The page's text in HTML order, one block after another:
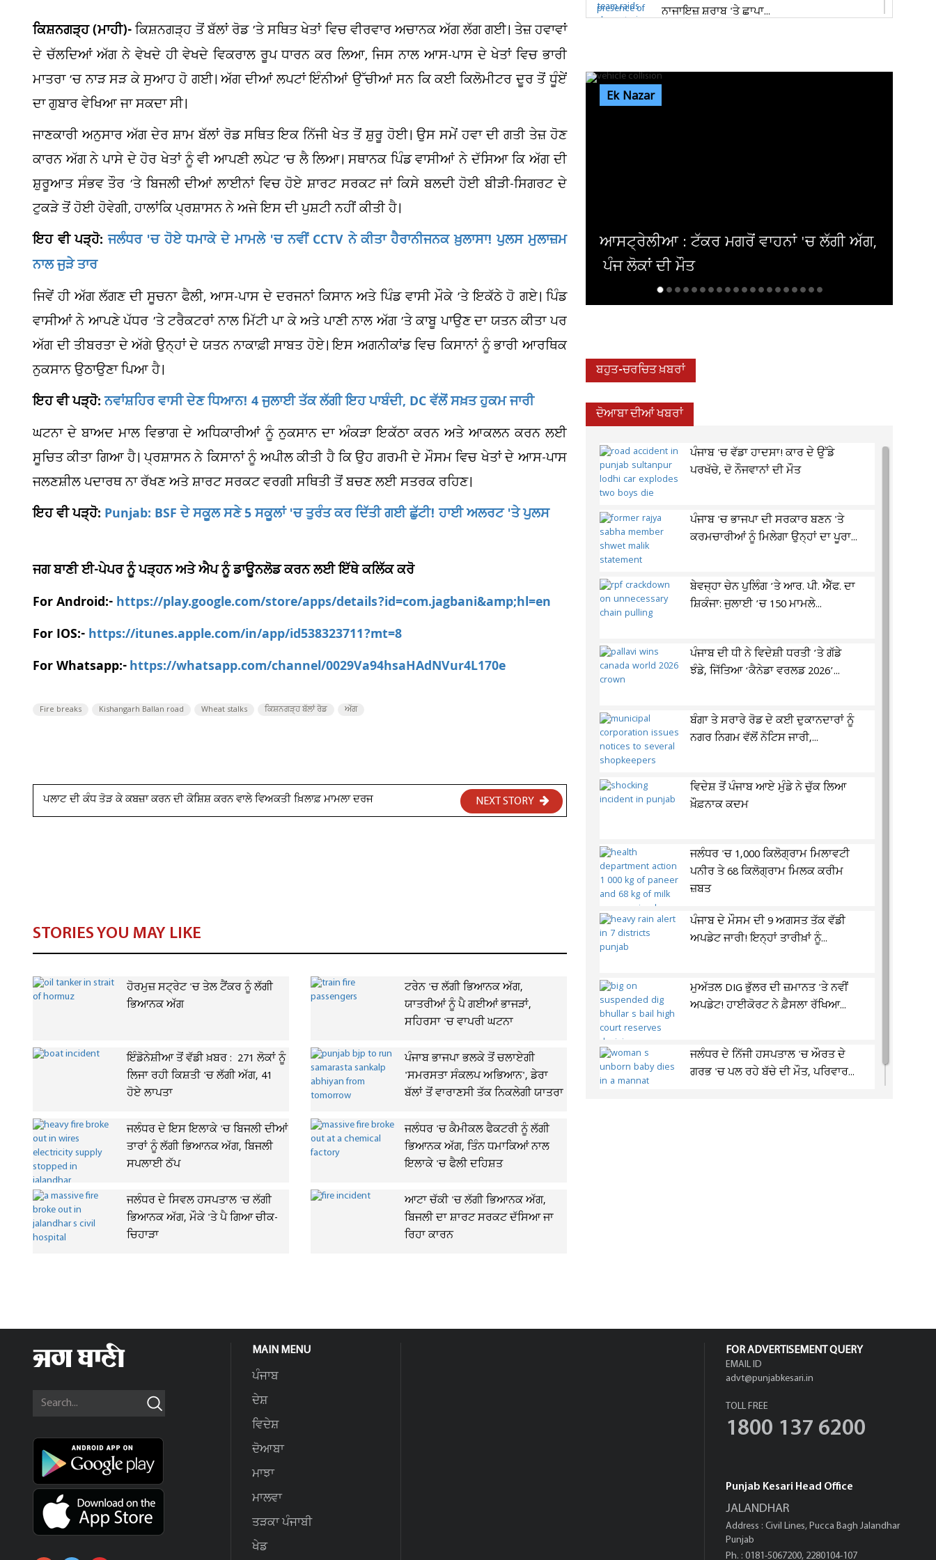
ਕਿਸ਼ਨਗੜ੍ਹ (ਮਾਹੀ)-ਕਿਸ਼ਨਗੜ੍ਹ ਤੋਂ ਬੱਲਾਂ ਰੋਡ ’ਤੇ ਸਥਿਤ ਖੇਤਾਂ ਵਿਚ ਵੀਰਵਾਰ ਅਚਾਨਕ ਅੱਗ ਲੱਗ ਗਈ। ਤੇਜ਼ ਹਵਾਵਾਂ
ਦੇ ਚੱਲਦਿਆਂ ਅੱਗ ਨੇ ਵੇਖਦੇ ਹੀ ਵੇਖਦੇ ਵਿਕਰਾਲ ਰੂਪ ਧਾਰਨ ਕਰ ਲਿਆ, ਜਿਸ ਨਾਲ ਆਸ-ਪਾਸ ਦੇ ਖੇਤਾਂ ਵਿਚ ਭਾਰੀ
ਮਾਤਰਾ ’ਚ ਨਾੜ ਸੜ ਕੇ ਸੁਆਹ ਹੋ ਗਈ। ਅੱਗ ਦੀਆਂ ਲਪਟਾਂ ਇੰਨੀਆਂ ਉੱਚੀਆਂ ਸਨ ਕਿ ਕਈ ਕਿਲੋਮੀਟਰ ਦੂਰ ਤੋਂ ਧੂੰਏਂ
ਦਾ ਗੁਬਾਰ ਵੇਖਿਆ ਜਾ ਸਕਦਾ ਸੀ।
ਜਾਣਕਾਰੀ ਅਨੁਸਾਰ ਅੱਗ ਦੇਰ ਸ਼ਾਮ ਬੱਲਾਂ ਰੋਡ ਸਥਿਤ ਇਕ ਨਿੱਜੀ ਖੇਤ ਤੋਂ ਸ਼ੁਰੂ ਹੋਈ। ਉਸ ਸਮੇਂ ਹਵਾ ਦੀ ਗਤੀ ਤੇਜ਼ ਹੋਣ
ਕਾਰਨ ਅੱਗ ਨੇ ਪਾਸੇ ਦੇ ਹੋਰ ਖੇਤਾਂ ਨੂੰ ਵੀ ਆਪਣੀ ਲਪੇਟ ’ਚ ਲੈ ਲਿਆ। ਸਥਾਨਕ ਪਿੰਡ ਵਾਸੀਆਂ ਨੇ ਦੱਸਿਆ ਕਿ ਅੱਗ ਦੀ
ਸ਼ੁਰੂਆਤ ਸੰਭਵ ਤੌਰ ’ਤੇ ਬਿਜਲੀ ਦੀਆਂ ਲਾਈਨਾਂ ਵਿਚ ਹੋਏ ਸ਼ਾਰਟ ਸਰਕਟ ਜਾਂ ਕਿਸੇ ਬਲਦੀ ਹੋਈ ਬੀੜੀ-ਸਿਗਰਟ ਦੇ
ਟੁਕੜੇ ਤੋਂ ਹੋਈ ਹੋਵੇਗੀ, ਹਾਲਾਂਕਿ ਪ੍ਰਸ਼ਾਸਨ ਨੇ ਅਜੇ ਇਸ ਦੀ ਪੁਸ਼ਟੀ ਨਹੀਂ ਕੀਤੀ ਹੈ।
ਇਹ ਵੀ ਪੜ੍ਹੋ:ਜਲੰਧਰ 'ਚ ਹੋਏ ਧਮਾਕੇ ਦੇ ਮਾਮਲੇ 'ਚ ਨਵੀਂ CCTV ਨੇ ਕੀਤਾ ਹੈਰਾਨੀਜਨਕ ਖ਼ੁਲਾਸਾ! ਪੁਲਸ ਮੁਲਾਜ਼ਮ
ਨਾਲ ਜੁੜੇ ਤਾਰ
ਜਿਵੇਂ ਹੀ ਅੱਗ ਲੱਗਣ ਦੀ ਸੂਚਨਾ ਫੈਲੀ, ਆਸ-ਪਾਸ ਦੇ ਦਰਜਨਾਂ ਕਿਸਾਨ ਅਤੇ ਪਿੰਡ ਵਾਸੀ ਮੌਕੇ ’ਤੇ ਇਕੱਠੇ ਹੋ ਗਏ। ਪਿੰਡ
ਵਾਸੀਆਂ ਨੇ ਆਪਣੇ ਪੱਧਰ ’ਤੇ ਟਰੈਕਟਰਾਂ ਨਾਲ ਮਿੱਟੀ ਪਾ ਕੇ ਅਤੇ ਪਾਣੀ ਨਾਲ ਅੱਗ ’ਤੇ ਕਾਬੂ ਪਾਉਣ ਦਾ ਯਤਨ ਕੀਤਾ ਪਰ
ਅੱਗ ਦੀ ਤੀਬਰਤਾ ਦੇ ਅੱਗੇ ਉਨ੍ਹਾਂ ਦੇ ਯਤਨ ਨਾਕਾਫ਼ੀ ਸਾਬਤ ਹੋਏ। ਇਸ ਅਗਨੀਕਾਂਡ ਵਿਚ ਕਿਸਾਨਾਂ ਨੂੰ ਭਾਰੀ ਆਰਥਿਕ
ਨੁਕਸਾਨ ਉਠਾਉਣਾ ਪਿਆ ਹੈ।
ਇਹ ਵੀ ਪੜ੍ਹੋ:ਨਵਾਂਸ਼ਹਿਰ ਵਾਸੀ ਦੇਣ ਧਿਆਨ! 4 ਜੁਲਾਈ ਤੱਕ ਲੱਗੀ ਇਹ ਪਾਬੰਦੀ, DC ਵੱਲੋਂ ਸਖ਼ਤ ਹੁਕਮ ਜਾਰੀ
ਘਟਨਾ ਦੇ ਬਾਅਦ ਮਾਲ ਵਿਭਾਗ ਦੇ ਅਧਿਕਾਰੀਆਂ ਨੂੰ ਨੁਕਸਾਨ ਦਾ ਅੰਕੜਾ ਇਕੱਠਾ ਕਰਨ ਅਤੇ ਆਕਲਨ ਕਰਨ ਲਈ
ਸੂਚਿਤ ਕੀਤਾ ਗਿਆ ਹੈ। ਪ੍ਰਸ਼ਾਸਨ ਨੇ ਕਿਸਾਨਾਂ ਨੂੰ ਅਪੀਲ ਕੀਤੀ ਹੈ ਕਿ ਉਹ ਗਰਮੀ ਦੇ ਮੌਸਮ ਵਿਚ ਖੇਤਾਂ ਦੇ ਆਸ-ਪਾਸ
ਜਲਣਸ਼ੀਲ ਪਦਾਰਥ ਨਾ ਰੱਖਣ ਅਤੇ ਸ਼ਾਰਟ ਸਰਕਟ ਵਰਗੀ ਸਥਿਤੀ ਤੋਂ ਬਚਣ ਲਈ ਸਤਰਕ ਰਹਿਣ।
ਇਹ ਵੀ ਪੜ੍ਹੋ: Punjab: BSF ਦੇ ਸਕੂਲ ਸਣੇ 5 ਸਕੂਲਾਂ 'ਚ ਤੁਰੰਤ ਕਰ ਦਿੱਤੀ ਗਈ ਛੁੱਟੀ! ਹਾਈ ਅਲਰਟ 'ਤੇ ਪੁਲਸ
ਜਗ ਬਾਣੀ ਈ-ਪੇਪਰ ਨੂੰ ਪੜ੍ਹਨ ਅਤੇ ਐਪ ਨੂੰ ਡਾਊਨਲੋਡ ਕਰਨ ਲਈ ਇੱਥੇ ਕਲਿੱਕ ਕਰੋ
For Android:-https://play.google.com/store/apps/details?id=com.jagbani&amp;hl=en
For IOS:-https://itunes.apple.com/in/app/id538323711?mt=8
For Whatsapp:-https://whatsapp.com/channel/0029Va94hsaHAdNVur4L170e
Fire breaks Kishangarh Ballan road Wheat stalks ਕਿਸ਼ਨਗੜ੍ਹ ਬੱਲਾਂ ਰੋਡ ਅੱਗ
ਪਲਾਟ ਦੀ ਕੰਧ ਤੋੜ ਕੇ ਕਬਜ਼ਾ ਕਰਨ ਦੀ ਕੋਸ਼ਿਸ਼ ਕਰਨ ਵਾਲੇ ਵਿਅਕਤੀ ਖ਼ਿਲਾਫ਼ ਮਾਮਲਾ ਦਰਜ NEXT STORY
STORIES YOU MAY LIKE
ਹੋਰਮੁਜ਼ ਸਟ੍ਰੇਟ 'ਚ ਤੇਲ ਟੈਂਕਰ ਨੂੰ ਲੱਗੀ
ਭਿਆਨਕ ਅੱਗ
ਟਰੇਨ 'ਚ ਲੱਗੀ ਭਿਆਨਕ ਅੱਗ,
ਯਾਤਰੀਆਂ ਨੂੰ ਪੈ ਗਈਆਂ ਭਾਜੜਾਂ,
ਸਹਿਰਸਾ 'ਚ ਵਾਪਰੀ ਘਟਨਾ
ਇੰਡੋਨੇਸ਼ੀਆ ਤੋਂ ਵੱਡੀ ਖ਼ਬਰ : 271 ਲੋਕਾਂ ਨੂੰ
ਲਿਜਾ ਰਹੀ ਕਿਸ਼ਤੀ 'ਚ ਲੱਗੀ ਅੱਗ, 41
ਹੋਏ ਲਾਪਤਾ
ਪੰਜਾਬ ਭਾਜਪਾ ਭਲਕੇ ਤੋਂ ਚਲਾਏਗੀ
'ਸਮਰਸਤਾ ਸੰਕਲਪ ਅਭਿਆਨ', ਡੇਰਾ
ਬੱਲਾਂ ਤੋਂ ਵਾਰਾਣਸੀ ਤੱਕ ਨਿਕਲੇਗੀ ਯਾਤਰਾ
ਜਲੰਧਰ ਦੇ ਇਸ ਇਲਾਕੇ 'ਚ ਬਿਜਲੀ ਦੀਆਂ
ਤਾਰਾਂ ਨੂੰ ਲੱਗੀ ਭਿਆਨਕ ਅੱਗ, ਬਿਜਲੀ
ਸਪਲਾਈ ਠੱਪ
ਜਲੰਧਰ 'ਚ ਕੈਮੀਕਲ ਫੈਕਟਰੀ ਨੂੰ ਲੱਗੀ
ਭਿਆਨਕ ਅੱਗ, ਤਿੰਨ ਧਮਾਕਿਆਂ ਨਾਲ
ਇਲਾਕੇ 'ਚ ਫੈਲੀ ਦਹਿਸ਼ਤ
ਜਲੰਧਰ ਦੇ ਸਿਵਲ ਹਸਪਤਾਲ 'ਚ ਲੱਗੀ
ਭਿਆਨਕ ਅੱਗ, ਮੌਕੇ 'ਤੇ ਪੈ ਗਿਆ ਚੀਕ-
ਚਿਹਾੜਾ
ਆਟਾ ਚੱਕੀ 'ਚ ਲੱਗੀ ਭਿਆਨਕ ਅੱਗ,
ਬਿਜਲੀ ਦਾ ਸ਼ਾਰਟ ਸਰਕਟ ਦੱਸਿਆ ਜਾ
ਰਿਹਾ ਕਾਰਨ
ਨਾਜਾਇਜ਼ ਸ਼ਰਾਬ 'ਤੇ ਛਾਪਾ...
Ek Nazar
ਆਸਟ੍ਰੇਲੀਆ : ਟੱਕਰ ਮਗਰੋਂ ਵਾਹਨਾਂ 'ਚ ਲੱਗੀ ਅੱਗ,
ਨੀਲਾਮ ਹੋਵੇਗਾ ਦਿੱਗਜ ਅਦਾਕਾਰ
ਬਹੁਤ-ਚਰਚਿਤ ਖ਼ਬਰਾਂ
ਦੋਆਬਾ ਦੀਆਂ ਖਬਰਾਂ
ਪੰਜਾਬ 'ਚ ਵੱਡਾ ਹਾਦਸਾ! ਕਾਰ ਦੇ ਉੱਡੇ
ਪਰਖੱਚੇ, ਦੋ ਨੌਜਵਾਨਾਂ ਦੀ ਮੌਤ
ਪੰਜਾਬ 'ਚ ਭਾਜਪਾ ਦੀ ਸਰਕਾਰ ਬਣਨ 'ਤੇ
ਕਰਮਚਾਰੀਆਂ ਨੂੰ ਮਿਲੇਗਾ ਉਨ੍ਹਾਂ ਦਾ ਪੂਰਾ...
ਬੇਵਜ੍ਹਾ ਚੇਨ ਪੁਲਿੰਗ ’ਤੇ ਆਰ. ਪੀ. ਐੱਫ. ਦਾ
ਸ਼ਿਕੰਜਾ: ਜੁਲਾਈ ’ਚ 150 ਮਾਮਲੇ...
ਪੰਜਾਬ ਦੀ ਧੀ ਨੇ ਵਿਦੇਸ਼ੀ ਧਰਤੀ ’ਤੇ ਗੱਡੇ
ਝੰਡੇ, ਜਿੱਤਿਆ ‘ਕੈਨੇਡਾ ਵਰਲਡ 2026’...
ਬੰਗਾ ਤੇ ਸਰਾਰੇ ਰੋਡ ਦੇ ਕਈ ਦੁਕਾਨਦਾਰਾਂ ਨੂੰ
ਨਗਰ ਨਿਗਮ ਵੱਲੋਂ ਨੋਟਿਸ ਜਾਰੀ,...
ਵਿਦੇਸ਼ ਤੋਂ ਪੰਜਾਬ ਆਏ ਮੁੰਡੇ ਨੇ ਚੁੱਕ ਲਿਆ
ਖ਼ੌਫ਼ਨਾਕ ਕਦਮ
ਜਲੰਧਰ 'ਚ 1,000 ਕਿਲੋਗ੍ਰਾਮ ਮਿਲਾਵਟੀ
ਪਨੀਰ ਤੇ 68 ਕਿਲੋਗ੍ਰਾਮ ਮਿਲਕ ਕਰੀਮ
ਜ਼ਬਤ
ਪੰਜਾਬ ਦੇ ਮੌਸਮ ਦੀ 9 ਅਗਸਤ ਤੱਕ ਵੱਡੀ
ਅਪਡੇਟ ਜਾਰੀ! ਇਨ੍ਹਾਂ ਤਾਰੀਖ਼ਾਂ ਨੂੰ...
ਮੁਅੱਤਲ DIG ਭੁੱਲਰ ਦੀ ਜ਼ਮਾਨਤ 'ਤੇ ਨਵੀਂ
ਅਪਡੇਟ! ਹਾਈਕੋਰਟ ਨੇ ਫ਼ੈਸਲਾ ਰੱਖਿਆ...
ਜਲੰਧਰ ਦੇ ਨਿੱਜੀ ਹਸਪਤਾਲ 'ਚ ਔਰਤ ਦੇ
ਗਰਭ 'ਚ ਪਲ ਰਹੇ ਬੱਚੇ ਦੀ ਮੌਤ, ਪਰਿਵਾਰ...
MAIN MENU
ਪੰਜਾਬ
ਦੇਸ਼
ਵਿਦੇਸ਼
ਦੋਆਬਾ
ਮਾਝਾ
ਮਾਲਵਾ
ਤੜਕਾ ਪੰਜਾਬੀ
ਖੇਡ
FOR ADVERTISEMENT QUERY
EMAIL ID
advt@punjabkesari.in
TOLL FREE
1800 137 6200
Punjab Kesari Head Office
JALANDHAR
Address : Civil Lines, Pucca Bagh Jalandhar
Punjab
Ph. : 0181-5067200, 2280104-107